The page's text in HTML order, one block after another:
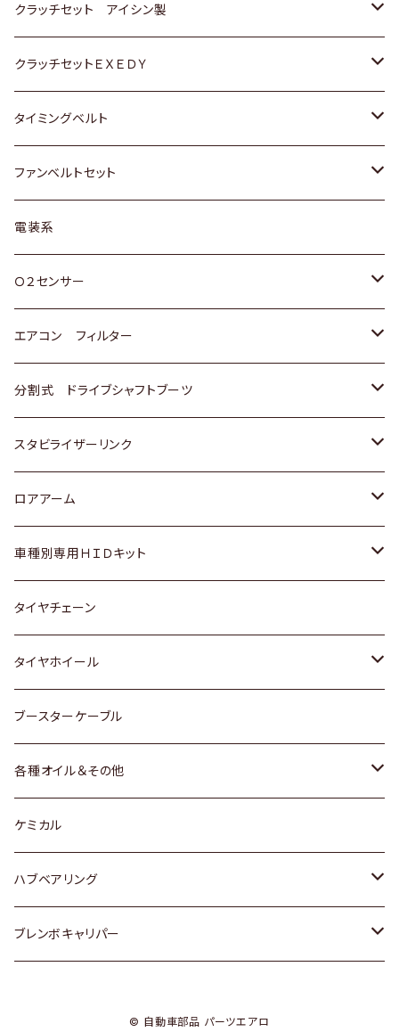
スバル
スバル
ダイハツ
マツダ
三菱
スバル
日野
ＷＡＧＥＮ
アストロ（シボレー）
クライスラー
ＶＯＬＶＯ
スズキ
日産
ダイハツ
マツダ
三菱
スバル
ダイハツ
日産
ホンダ
マツダ
トヨタ
クラッチセット アイシン製
ホンダ
スズキ
ダイハツ
マツダ
三菱
スバル
クラッチセットＥＸＥＤＹ
ホンダ
スズキ
日産
ダイハツ
マツダ
三菱
スバル
タイミングベルト
トヨタ
スズキ
ダイハツ
三菱
スバル
ファンベルトセット
トヨタ
ホンダ
スズキ
日産
いすゞ
ダイハツ
マツダ
三菱
スバル
レクサス
電装系
Ｏ２センサー
トヨタ
ホンダ
スズキ
日産
ダイハツ
マツダ
三菱
スバル
エアコン フィルター
トヨタ
ホンダ
スズキ
日産
いすゞ
ダイハツ
マツダ
三菱
スバル
分割式 ドライブシャフトブーツ
トヨタ
ホンダ
スズキ
日産
ダイハツ
スバル
スタビライザーリンク
トヨタ
ホンダ
スズキ
日産
ダイハツ
マツダ
ロアアーム
ホンダ
スズキ
日産
ダイハツ
マツダ
スバル
車種別専用ＨＩＤキット
トヨタ
マツダ
タイヤチェーン
タイヤホイール
トヨタ
ホンダ
スズキ
日産
ダイハツ
ブースターケーブル
各種オイル＆その他
ディーデル洗浄添加剤
ケミカル
ハブベアリング
トヨタ
ブレンボキャリパー
© 自動車部品 パーツエアロ